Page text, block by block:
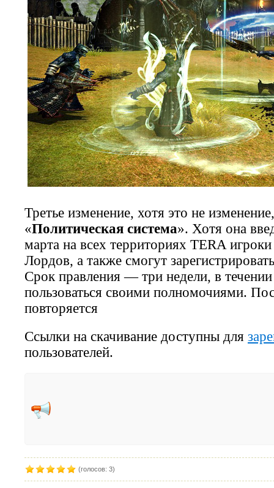
Третье изменение, хотя это не
«Политическая система». Хотя она
марта на всех территориях TERA игроки
Лордов, а также смогут
Срок правления — три недели, в
пользоваться своими полномочиями.
повторяется
Ссылки на скачивание доступны для
пользователей.
(голосов: 3)